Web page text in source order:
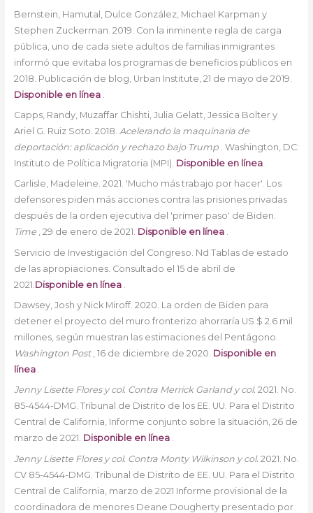
Bernstein, Hamutal, Dulce González, Michael Karpman y
Stephen Zuckerman. 2019. Con la inminente regla de carga
pública, uno de cada siete adultos de familias inmigrantes
informó que evitaba los programas de beneficios públicos en
2018. Publicación de blog, Urban Institute, 21 de mayo de 2019.
Disponible en línea.
Capps, Randy, Muzaffar Chishti, Julia Gelatt, Jessica Bolter y
Ariel G. Ruiz Soto. 2018. Acelerando la maquinaria de
deportación: aplicación y rechazo bajo Trump. Washington, DC:
Instituto de Política Migratoria (MPI). Disponible en línea.
Carlisle, Madeleine. 2021. 'Mucho más trabajo por hacer'. Los
defensores piden más acciones contra las prisiones privadas
después de la orden ejecutiva del 'primer paso' de Biden.
Time, 29 de enero de 2021. Disponible en línea.
Servicio de Investigación del Congreso. Nd Tablas de estado
de las apropiaciones. Consultado el 15 de abril de
2021. Disponible en línea.
Dawsey, Josh y Nick Miroff. 2020. La orden de Biden para
detener el proyecto del muro fronterizo ahorraría US $ 2.6 mil
millones, según muestran las estimaciones del Pentágono.
Washington Post, 16 de diciembre de 2020. Disponible en
línea.
Jenny Lisette Flores y col. Contra Merrick Garland y col. 2021. No.
85-4544-DMG. Tribunal de Distrito de los EE. UU. Para el Distrito
Central de California, Informe conjunto sobre la situación, 26 de
marzo de 2021. Disponible en línea.
Jenny Lisette Flores y col. Contra Monty Wilkinson y col. 2021. No.
CV 85-4544-DMG. Tribunal de Distrito de EE. UU. Para el Distrito
Central de California, marzo de 2021 Informe provisional de la
coordinadora de menores Deane Dougherty presentado por